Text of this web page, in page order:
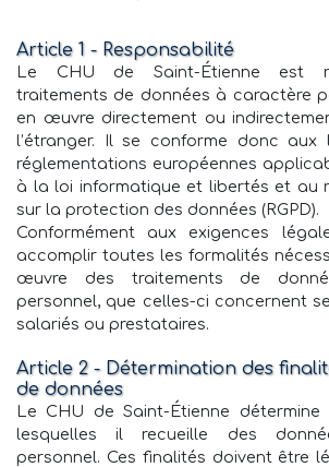
Article 1 - Responsabilité
Le CHU de Saint-Étienne est
traitements de données à caractère
en œuvre directement ou
l’étranger. Il se conforme donc aux
réglementations européennes
à la loi informatique et libertés et au
sur la protection des données (RGPD).
Conformément aux exigences
accomplir toutes les formalités
œuvre des traitements de
personnel, que celles-ci concernent
salariés ou prestataires.
Article 2 - Détermination des
de données
Le CHU de Saint-Étienne
lesquelles il recueille des
personnel. Ces finalités doivent être